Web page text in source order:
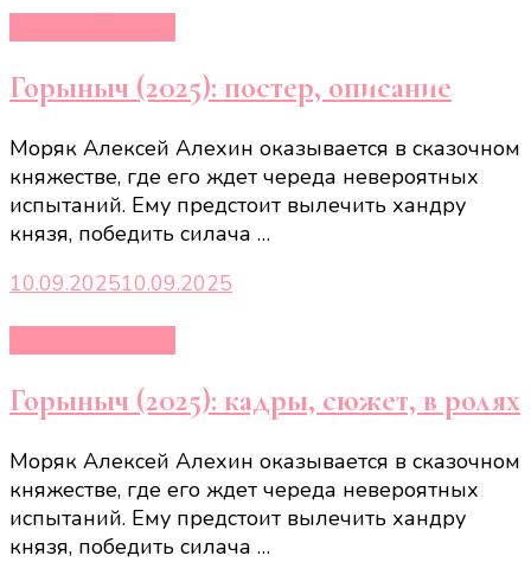
Горыныч (2025): постер, описание
Моряк Алексей Алехин оказывается в сказочном
княжестве, где его ждет череда невероятных
испытаний. Ему предстоит вылечить хандру
князя, победить силача …
10.09.202510.09.2025
Горыныч (2025): кадры, сюжет, в ролях
Моряк Алексей Алехин оказывается в сказочном
княжестве, где его ждет череда невероятных
испытаний. Ему предстоит вылечить хандру
князя, победить силача …